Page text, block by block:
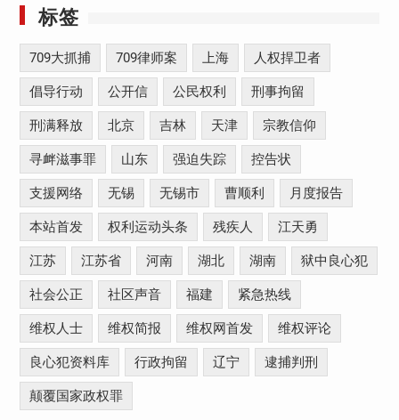
标签
709大抓捕 709律师案 上海 人权捍卫者
倡导行动 公开信 公民权利 刑事拘留
刑满释放 北京 吉林 天津 宗教信仰
寻衅滋事罪 山东 强迫失踪 控告状
支援网络 无锡 无锡市 曹顺利 月度报告
本站首发 权利运动头条 残疾人 江天勇
江苏 江苏省 河南 湖北 湖南 狱中良心犯
社会公正 社区声音 福建 紧急热线
维权人士 维权简报 维权网首发 维权评论
良心犯资料库 行政拘留 辽宁 逮捕判刑
颠覆国家政权罪